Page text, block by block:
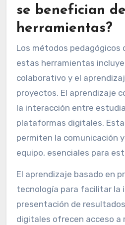
se benefician
herramientas?
Los métodos pedagógicos
estas herramientas
colaborativo y el
proyectos. El aprendizaje
la interacción entre
plataformas digitales.
permiten la comunicación
equipo, esenciales para
El aprendizaje basado en
tecnología para facilitar la
presentación de
digitales ofrecen acceso a